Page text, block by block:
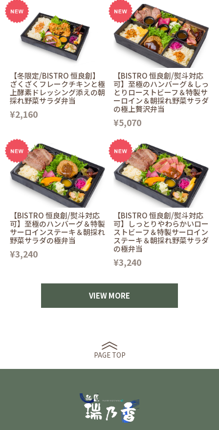
【冬限定/BISTRO 恒良創】
ざくざくフレークチキンと極
上酵素ドレッシング添えの朝
採れ野菜サラダ弁当
¥2,160
【BISTRO 恒良創/熨斗対応
可】至極のハンバーグ＆しっ
とりローストビーフ＆特製サ
ーロイン＆朝採れ野菜サラダ
の極上贅沢弁当
¥5,070
【BISTRO 恒良創/熨斗対応
可】至極のハンバーグ＆特製
サーロインステーキ＆朝採れ
野菜サラダの極弁当
¥3,240
【BISTRO 恒良創/熨斗対応
可】しっとりやわらかいロー
ストビーフ＆特製サーロイン
ステーキ＆朝採れ野菜サラダ
の極弁当
¥3,240
VIEW MORE
PAGE TOP